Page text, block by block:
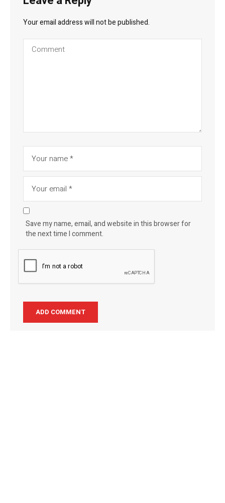
Your email address will not be published.
Save my name, email, and website in this browser for
the next time I comment.